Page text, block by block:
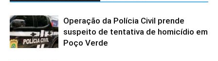
Operação da Polícia Civil prende
suspeito de tentativa de homicídio em
Poço Verde